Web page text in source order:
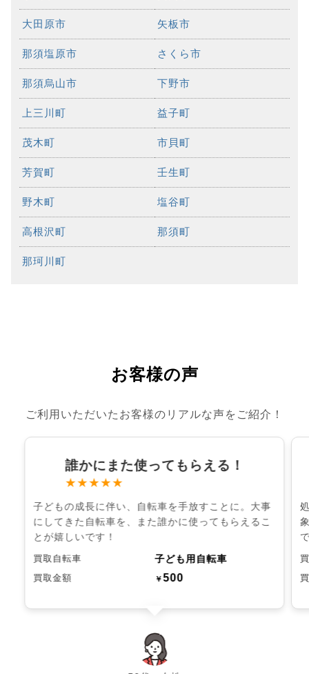
大田原市 矢板市
那須塩原市 さくら市
那須烏山市 下野市
上三川町 益子町
茂木町 市貝町
芳賀町 壬生町
野木町 塩谷町
高根沢町 那須町
那珂川町
お客様の声
ご利用いただいたお客様のリアルな声をご紹介！
誰かにまた使ってもらえる！
★★★★★
子どもの成長に伴い、自転車を手放すことに。大事
にしてきた自転車を、また誰かに使ってもらえるこ
とが嬉しいです！
買取自転車 子ども用自転車
買取金額 ￥500
chevron_left chevron_right